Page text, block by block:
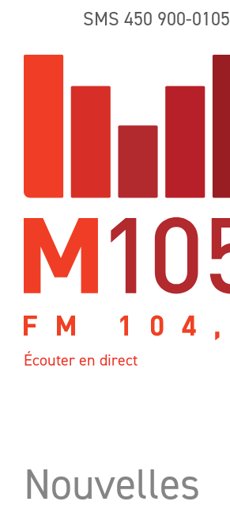
content
SMS 450 900-0105
Écouter en direct
Nouvelles